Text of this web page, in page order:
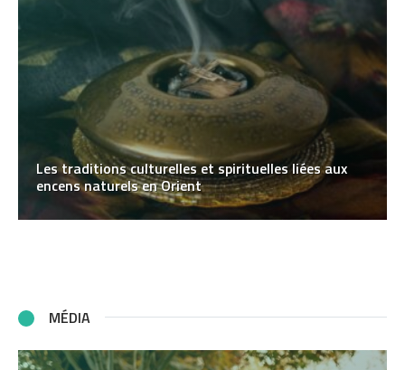
Les traditions culturelles et spirituelles liées aux
encens naturels en Orient
MÉDIA